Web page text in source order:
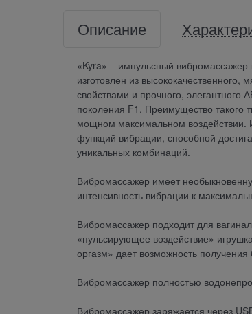
Описание
«Kyra» – импульсный
изготовлен из
свойствами и прочного,
поколения F1. Преимущество такого
мощном максимальном воздействии.
функций вибрации, способной
уникальных комбинаций.
Вибромассажер имеет
интенсивность вибрации к
Вибромассажер подходит для
«пульсирующее воздействие»
оргазм» дает возможность
Вибромассажер полностью
Вибромассажер заряжается через